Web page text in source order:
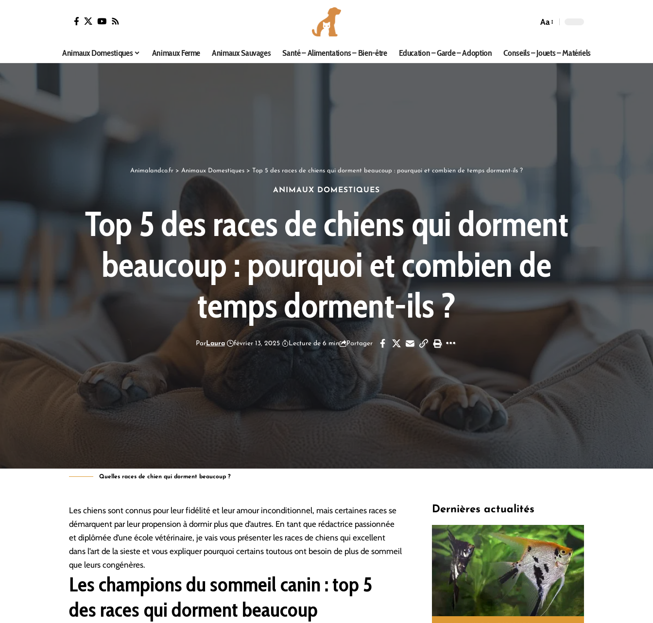
Aa
Animaux Domestiques Animaux Ferme Animaux Sauvages Santé – Alimentations – Bien-être Education – Garde – Adoption Conseils – Jouets – Matériels
Animalandco.fr > Animaux Domestiques > Top 5 des races de chiens qui dorment beaucoup : pourquoi et combien de temps dorment-ils ?
ANIMAUX DOMESTIQUES
Top 5 des races de chiens qui dorment
beaucoup : pourquoi et combien de
temps dorment-ils ?
ParLaura février 13, 2025 Lecture de 6 min Partager
Quelles races de chien qui dorment beaucoup ?
Les chiens sont connus pour leur fidélité et leur amour inconditionnel, mais certaines races se
démarquent par leur propension à dormir plus que d’autres. En tant que rédactrice passionnée
et diplômée d’une école vétérinaire, je vais vous présenter les races de chiens qui excellent
dans l’art de la sieste et vous expliquer pourquoi certains toutous ont besoin de plus de sommeil
que leurs congénères.
Les champions du sommeil canin : top 5
des races qui dorment beaucoup
Dernières actualités